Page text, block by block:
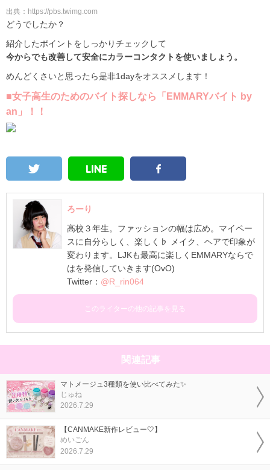
出典：https://pbs.twimg.com
どうでしたか？
紹介したポイントをしっかりチェックして
今からでも改善して安全にカラーコンタクトを使いましょう。
めんどくさいと思ったら是非1dayをオススメします！
■女子高生のためのバイト探しなら「EMMARYバイト by
an」！！
ろーり
高校３年生。ファッションの幅は広め。マイペー
スに自分らしく、楽しく♭ メイク、ヘアで印象が
変わります。LJKも最高に楽しくEMMARYならで
はを発信していきます(OvO)
Twitter： @R_rin064
このライターの他の記事を見る
関連記事
マトメージュ3種類を使い比べてみた✨
じゅね
2026.7.29
【CANMAKE新作レビュー🤍】
めいごん
2026.7.29